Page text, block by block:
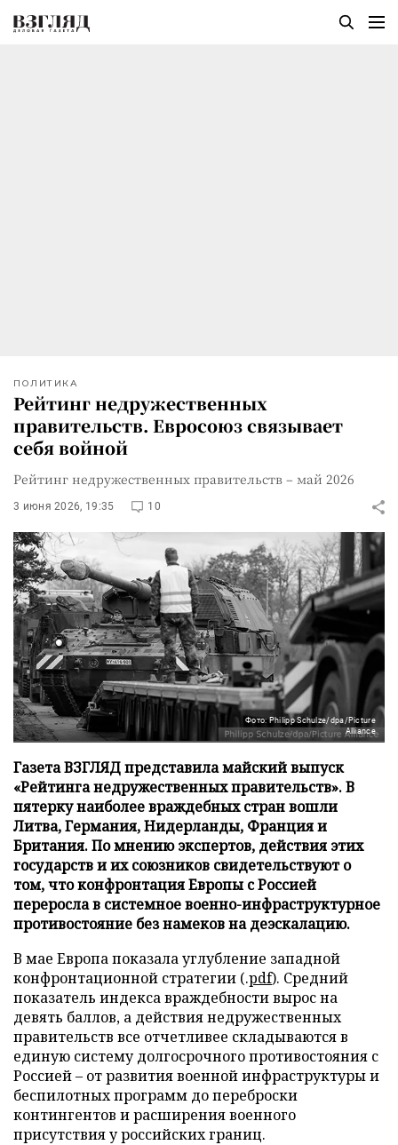
ПОЛИТИКА
Рейтинг недружественных
правительств. Евросоюз связывает
себя войной
Рейтинг недружественных правительств – май 2026
3 июня 2026, 19:35 10
Фото: Philipp Schulze/dpa/Picture
Alliance
Газета ВЗГЛЯД представила майский выпуск
«Рейтинга недружественных правительств». В
пятерку наиболее враждебных стран вошли
Литва, Германия, Нидерланды, Франция и
Британия. По мнению экспертов, действия этих
государств и их союзников свидетельствуют о
том, что конфронтация Европы с Россией
переросла в системное военно-инфраструктурное
противостояние без намеков на деэскалацию.
В мае Европа показала углубление западной
конфронтационной стратегии (.pdf). Средний
показатель индекса враждебности вырос на
девять баллов, а действия недружественных
правительств все отчетливее складываются в
единую систему долгосрочного противостояния с
Россией – от развития военной инфраструктуры и
беспилотных программ до переброски
контингентов и расширения военного
присутствия у российских границ.